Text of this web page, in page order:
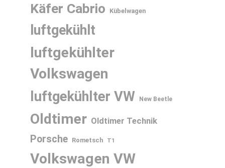
Käfer Cabrio Kübelwagen
luftgekühlt
luftgekühlter
Volkswagen
luftgekühlter VW New Beetle
Oldtimer Oldtimer Technik
Porsche Rometsch T1
Volkswagen VW